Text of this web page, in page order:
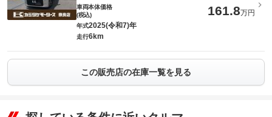
車両本体価格
(税込)
161.8万円
年式2025(令和7)年
走行6km
この販売店の在庫一覧を見る